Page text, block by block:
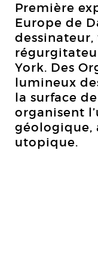
Première
Europe de
York. Des
lumineux
la surface
organisent
géologique,
utopique.